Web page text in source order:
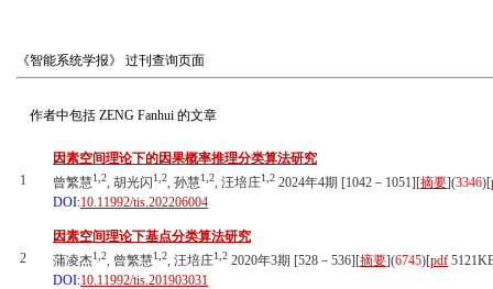
《智能系统学报》 过刊查询页面
作者中包括 ZENG Fanhui 的文章
1
因素空间理论下的因果概率推理分类算法研究
曾繁慧1,2, 胡光闪 1,2, 孙慧1,2, 汪培庄1,2 2024年4期 [1042－1051][摘要](3346)[
DOI:10.11992/tis.202206004
2
因素空间理论下基点分类算法研究
蒲凌杰1,2, 曾繁慧1,2, 汪培庄1,2 2020年3期 [528－536][摘要](6745)[pdf
DOI:10.11992/tis.201903031